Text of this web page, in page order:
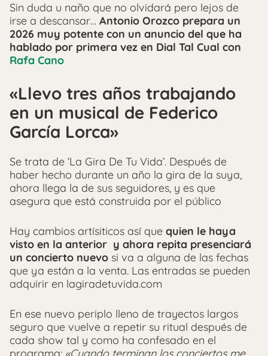
Sin duda u naño que no olvidará pero lejos de
irse a descansar… Antonio Orozco prepara un
2026 muy potente con un anuncio del que ha
hablado por primera vez en Dial Tal Cual con
Rafa Cano
«Llevo tres años trabajando
en un musical de Federico
García Lorca»
Se trata de ‘La Gira De Tu Vida’. Después de
haber hecho durante un año la gira de la suya,
ahora llega la de sus seguidores, y es que
asegura que está construida por el público
Hay cambios artísiticos así que quien le haya
visto en la anterior y ahora repita presenciará
un concierto nuevo si va a alguna de las fechas
que ya están a la venta. Las entradas se pueden
adquirir en lagiradetuvida.com
En ese nuevo periplo lleno de trayectos largos
seguro que vuelve a repetir su ritual después de
cada show tal y como ha confesado en el